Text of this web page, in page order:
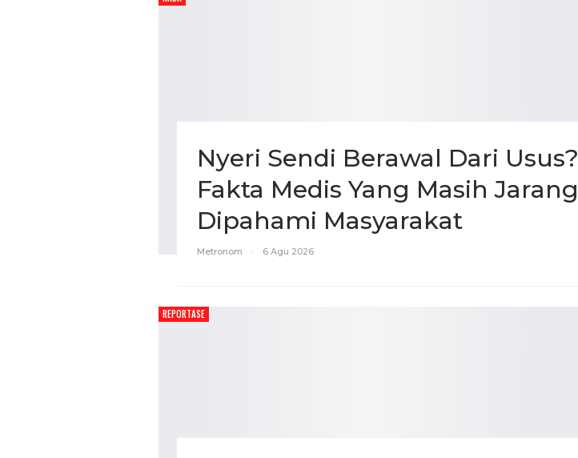
Nyeri Sendi Berawal Dari Usus?
Fakta Medis Yang Masih Jarang
Dipahami Masyarakat
Metronom 6 Agu 2026
REPORTASE